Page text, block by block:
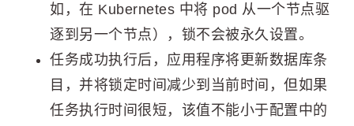
如，在 Kubernetes 中将 pod 从一个节点驱
逐到另一个节点），锁不会被永久设置。
任务成功执行后，应用程序将更新数据库条
目，并将锁定时间减少到当前时间，但如果
任务执行时间很短，该值不能小于配置中的